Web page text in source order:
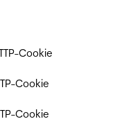
Cookie
Cookie
Cookie